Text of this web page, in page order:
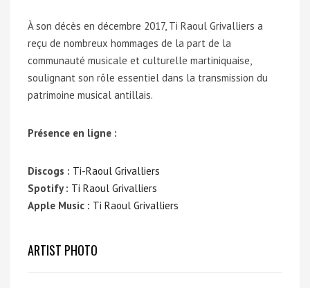
À son décès en décembre 2017, Ti Raoul Grivalliers a
reçu de nombreux hommages de la part de la
communauté musicale et culturelle martiniquaise,
soulignant son rôle essentiel dans la transmission du
patrimoine musical antillais.
Présence en ligne :
Discogs : Ti-Raoul Grivalliers
Spotify : Ti Raoul Grivalliers
Apple Music : Ti Raoul Grivalliers
ARTIST PHOTO